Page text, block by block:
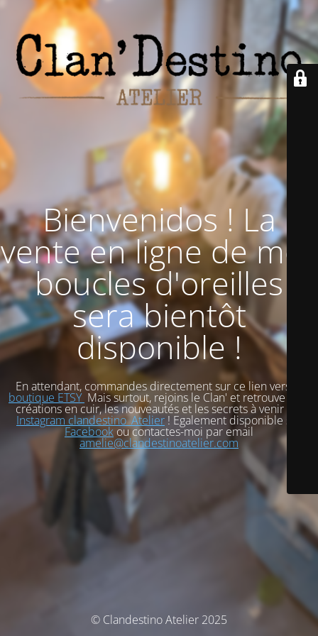
Bienvenidos ! La
vente en ligne de mes
boucles d'oreilles
sera bientôt
disponible !
En attendant, commandes directement sur ce lien vers
boutique ETSY Mais surtout, rejoins le Clan' et retrouve mes
créations en cuir, les nouveautés et les secrets à venir sur
Instagram clandestino_Atelier ! Egalement disponible sur
Facebook ou contactes-moi par email
amelie@clandestinoatelier.com
© Clandestino Atelier 2025